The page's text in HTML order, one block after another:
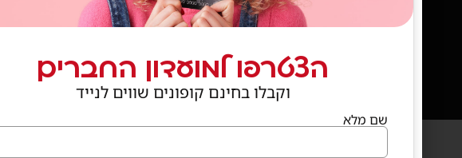
קניון פרנדלי גן יבנה, המגינים 56
חנייה במקום ללא עלות
בואו לבקר
(נפתח בחלון חדש)הצטרפו למועדון החברים
וקבלו בחינם קופונים שווים לנייד
שם מלא